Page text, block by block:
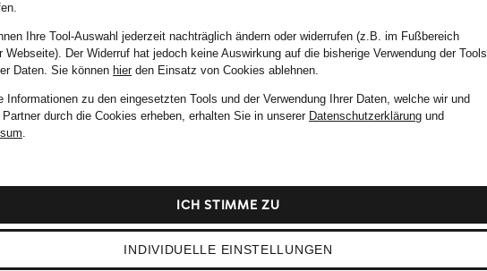
Ihre Tool-Auswahl jederzeit nachträglich ändern oder widerrufen (z.B. im Fußbereich
Webseite). Der Widerruf hat jedoch keine Auswirkung auf die bisherige Verwendung der Tools
Daten. Sie können hierden Einsatz von Cookies ablehnen.
Informationen zu den eingesetzten Tools und der Verwendung Ihrer Daten, welche wir und
Partner durch die Cookies erheben, erhalten Sie in unserer Datenschutzerklärung und
.
INDIVIDUELLE EINSTELLUNGEN
ICH STIMME ZU